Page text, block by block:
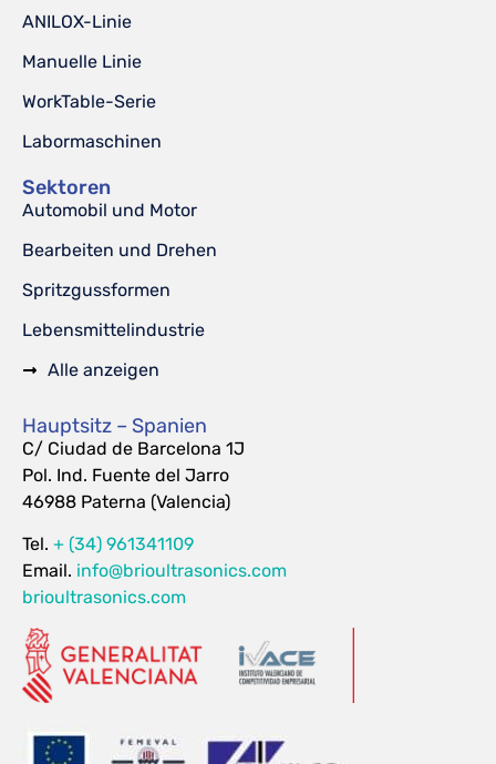
ANILOX-Linie
Manuelle Linie
WorkTable-Serie
Labormaschinen
Sektoren
Automobil und Motor
Bearbeiten und Drehen
Spritzgussformen
Lebensmittelindustrie
Alle anzeigen
Hauptsitz – Spanien
C/ Ciudad de Barcelona 1J
Pol. Ind. Fuente del Jarro
46988 Paterna (Valencia)
Tel. + (34) 961341109
Email. info@brioultrasonics.com
brioultrasonics.com